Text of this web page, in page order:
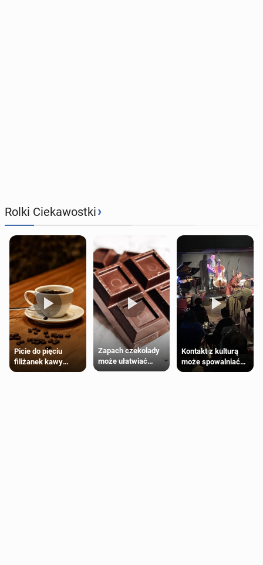
Rolki Ciekawostki›
Picie do pięciu
filiżanek kawy
dziennie jest
Zapach czekolady
może ułatwiać
trening siłowy
Kontakt z kulturą
może spowalniać
starzenie